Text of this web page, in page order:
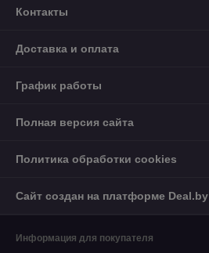
Контакты
Доставка и оплата
График работы
Полная версия сайта
Политика обработки cookies
Сайт создан на платформе Deal.by
Информация для покупателя